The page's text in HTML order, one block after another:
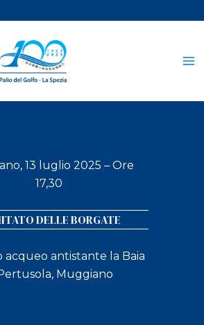
13 luglio 2025 – Ore
17,30
DELLE BORGATE
acqueo antistante la Baia
Muggiano